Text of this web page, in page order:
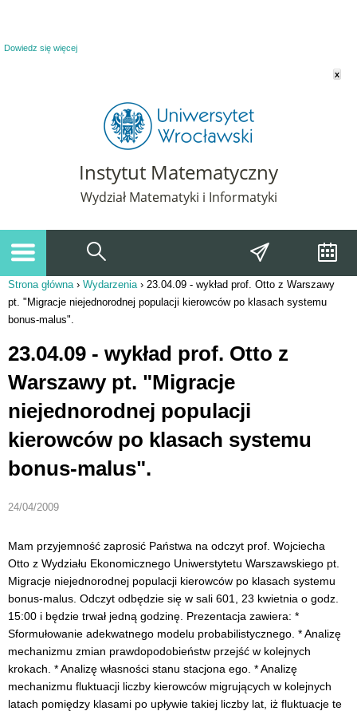
Dowiedz się więcej
x
Instytut Matematyczny
Wydział Matematyki i Informatyki
Jesteś tutaj
Strona główna› Wydarzenia› 23.04.09 - wykład prof. Otto z Warszawy
pt. "Migracje niejednorodnej populacji kierowców po klasach systemu
bonus-malus".
23.04.09 - wykład prof. Otto z
Warszawy pt. "Migracje
niejednorodnej populacji
kierowców po klasach systemu
bonus-malus".
24/04/2009
Mam przyjemność zaprosić Państwa na odczyt prof. Wojciecha
Otto z Wydziału Ekonomicznego Uniwerstytetu Warszawskiego pt.
Migracje niejednorodnej populacji kierowców po klasach systemu
bonus-malus. Odczyt odbędzie się w sali 601, 23 kwietnia o godz.
15:00 i będzie trwał jedną godzinę. Prezentacja zawiera: *
Sformułowanie adekwatnego modelu probabilistycznego. * Analizę
mechanizmu zmian prawdopodobieństw przejść w kolejnych
krokach. * Analizę własności stanu stacjona ego. * Analizę
mechanizmu fluktuacji liczby kierowców migrujących w kolejnych
latach pomiędzy klasami po upływie takiej liczby lat, iż fluktuacje te